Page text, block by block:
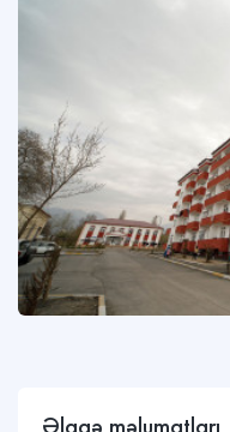
Əlaqə məlumatları